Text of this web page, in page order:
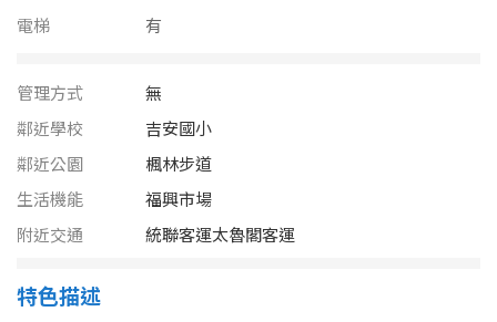
嘉義市
嘉義縣
台南市
20~30 坪
60~70 坪
電梯
有
管理方式
無
鄰近學校
吉安國小
鄰近公園
楓林步道
生活機能
福興市場
附近交通
統聯客運太魯閣客運
特色描述